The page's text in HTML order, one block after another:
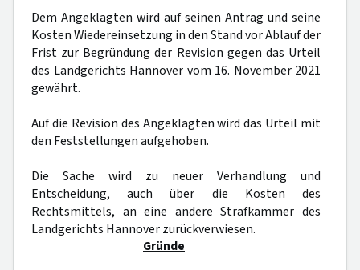
Dem Angeklagten wird auf seinen Antrag und seine
Kosten Wiedereinsetzung in den Stand vor Ablauf der
Frist zur Begründung der Revision gegen das Urteil
des Landgerichts Hannover vom 16. November 2021
gewährt.
Auf die Revision des Angeklagten wird das Urteil mit
den Feststellungen aufgehoben.
Die Sache wird zu neuer Verhandlung und
Entscheidung, auch über die Kosten des
Rechtsmittels, an eine andere Strafkammer des
Landgerichts Hannover zurückverwiesen.
Gründe